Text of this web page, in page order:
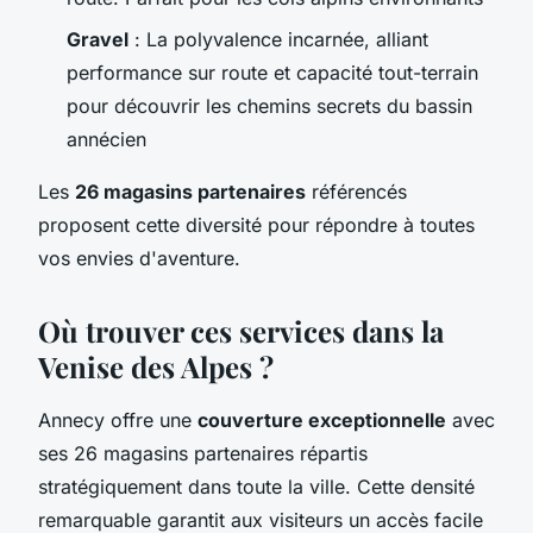
Gravel : La polyvalence incarnée, alliant
performance sur route et capacité tout-terrain
pour découvrir les chemins secrets du bassin
annécien
Les 26 magasins partenaires référencés
proposent cette diversité pour répondre à toutes
vos envies d'aventure.
Où trouver ces services dans la
Venise des Alpes ?
Annecy offre une couverture exceptionnelle avec
ses 26 magasins partenaires répartis
stratégiquement dans toute la ville. Cette densité
remarquable garantit aux visiteurs un accès facile